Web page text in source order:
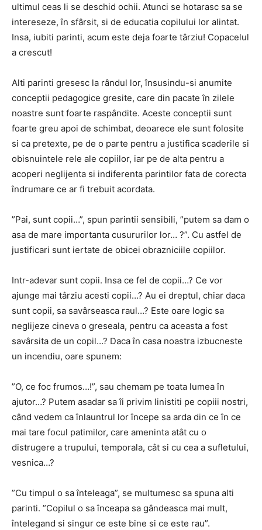
ultimul ceas li se deschid ochii. Atunci se hotarasc sa se
intereseze, în sfârsit, si de educatia copilului lor alintat.
Insa, iubiti parinti, acum este deja foarte târziu! Copacelul
a crescut!
Alti parinti gresesc la rândul lor, însusindu-si anumite
conceptii pedagogice gresite, care din pacate în zilele
noastre sunt foarte raspândite. Aceste conceptii sunt
foarte greu apoi de schimbat, deoarece ele sunt folosite
si ca pretexte, pe de o parte pentru a justifica scaderile si
obisnuintele rele ale copiilor, iar pe de alta pentru a
acoperi neglijenta si indiferenta parintilor fata de corecta
îndrumare ce ar fi trebuit acordata.
”Pai, sunt copii…”, spun parintii sensibili, ”putem sa dam o
asa de mare importanta cusururilor lor… ?”. Cu astfel de
justificari sunt iertate de obicei obrazniciile copiilor.
Intr-adevar sunt copii. Insa ce fel de copii…? Ce vor
ajunge mai târziu acesti copii…? Au ei dreptul, chiar daca
sunt copii, sa savârseasca raul…? Este oare logic sa
neglijeze cineva o greseala, pentru ca aceasta a fost
savârsita de un copil…? Daca în casa noastra izbucneste
un incendiu, oare spunem:
”O, ce foc frumos…!”, sau chemam pe toata lumea în
ajutor…? Putem asadar sa îi privim linistiti pe copiii nostri,
când vedem ca înlauntrul lor începe sa arda din ce în ce
mai tare focul patimilor, care ameninta atât cu o
distrugere a trupului, temporala, cât si cu cea a sufletului,
vesnica…?
”Cu timpul o sa înteleaga”, se multumesc sa spuna alti
parinti. ”Copilul o sa înceapa sa gândeasca mai mult,
întelegand si singur ce este bine si ce este rau”.